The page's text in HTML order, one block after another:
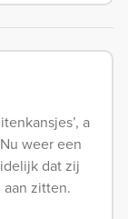
a
weer een
dat zij
zitten.